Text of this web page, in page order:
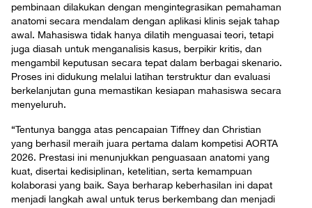
pembinaan dilakukan dengan mengintegrasikan pemahaman
anatomi secara mendalam dengan aplikasi klinis sejak tahap
awal. Mahasiswa tidak hanya dilatih menguasai teori, tetapi
juga diasah untuk menganalisis kasus, berpikir kritis, dan
mengambil keputusan secara tepat dalam berbagai skenario.
Proses ini didukung melalui latihan terstruktur dan evaluasi
berkelanjutan guna memastikan kesiapan mahasiswa secara
menyeluruh.
“Tentunya bangga atas pencapaian Tiffney dan Christian
yang berhasil meraih juara pertama dalam kompetisi AORTA
2026. Prestasi ini menunjukkan penguasaan anatomi yang
kuat, disertai kedisiplinan, ketelitian, serta kemampuan
kolaborasi yang baik. Saya berharap keberhasilan ini dapat
menjadi langkah awal untuk terus berkembang dan menjadi